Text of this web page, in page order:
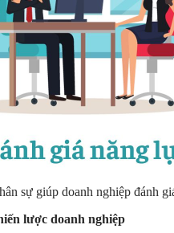
sự giúp doanh nghiệp đánh
lược doanh nghiệp